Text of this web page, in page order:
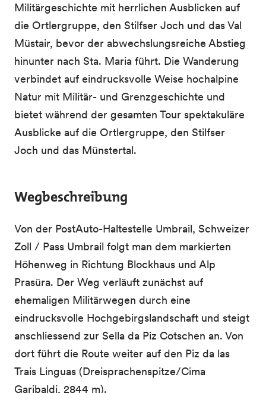
Militärgeschichte mit herrlichen Ausblicken auf
die Ortlergruppe, den Stilfser Joch und das Val
Müstair, bevor der abwechslungsreiche Abstieg
hinunter nach Sta. Maria führt. Die Wanderung
verbindet auf eindrucksvolle Weise hochalpine
Natur mit Militär- und Grenzgeschichte und
bietet während der gesamten Tour spektakuläre
Ausblicke auf die Ortlergruppe, den Stilfser
Joch und das Münstertal.
Wegbeschreibung
Von der PostAuto-Haltestelle Umbrail, Schweizer
Zoll / Pass Umbrail folgt man dem markierten
Höhenweg in Richtung Blockhaus und Alp
Prasüra. Der Weg verläuft zunächst auf
ehemaligen Militärwegen durch eine
eindrucksvolle Hochgebirgslandschaft und steigt
anschliessend zur Sella da Piz Cotschen an. Von
dort führt die Route weiter auf den Piz da las
Trais Linguas (Dreisprachenspitze/Cima
Garibaldi, 2844 m).